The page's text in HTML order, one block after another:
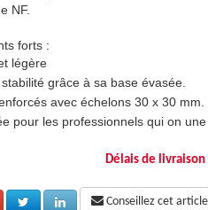
NF.
forts :
légère
grâce à sa base évasée.
avec échelons 30 x 30 mm.
pour les professionnels qui on
Délais de livraison
Conseillez cet article